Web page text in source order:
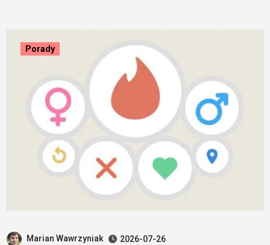
Porady
Marian Wawrzyniak 2026-07-26